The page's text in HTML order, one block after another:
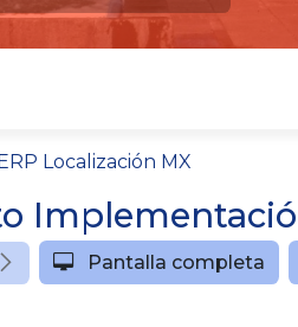
Localización MX
Pantalla completa